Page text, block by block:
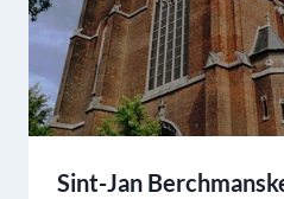
Sint-Jan